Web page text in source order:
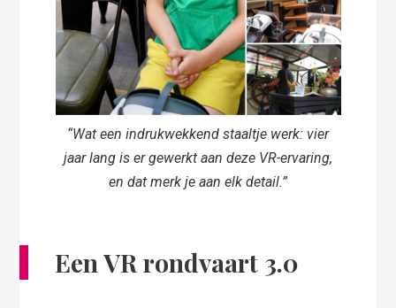
“Wat een indrukwekkend staaltje werk: vier
jaar lang is er gewerkt aan deze VR-ervaring,
en dat merk je aan elk detail.”
Een VR rondvaart 3.0